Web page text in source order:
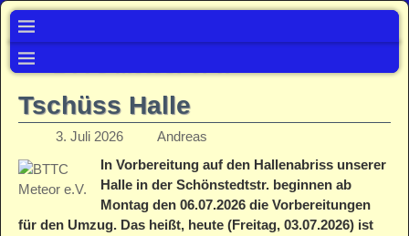
Tschüss Halle
3. Juli 2026
Andreas
In Vorbereitung auf den Hallenabriss unserer
Halle in der Schönstedtstr. beginnen ab
Montag den 06.07.2026 die Vorbereitungen
für den Umzug. Das heißt, heute (Freitag, 03.07.2026) ist